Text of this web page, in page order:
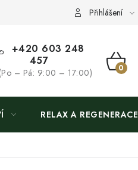
Přihlášení
+420 603 248
457
– Pá: 9:00 – 17:00)
RELAX A REGENERACE